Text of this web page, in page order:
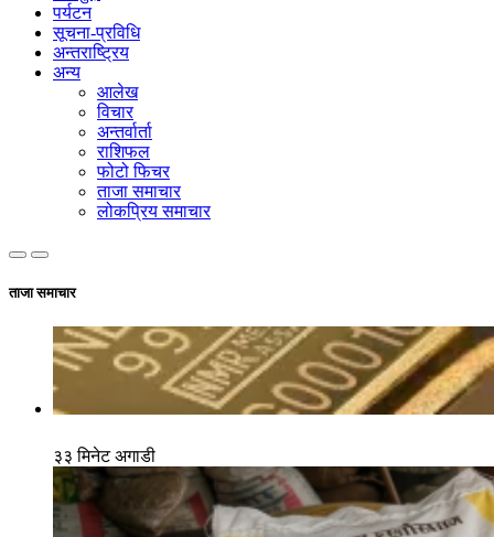
पर्यटन
सूचना-प्रविधि
अन्तराष्ट्रिय
अन्य
आलेख
विचार
अन्तर्वार्ता
राशिफल
फोटो फिचर
ताजा समाचार
लोकप्रिय समाचार
ताजा समाचार
३३ मिनेट अगाडी